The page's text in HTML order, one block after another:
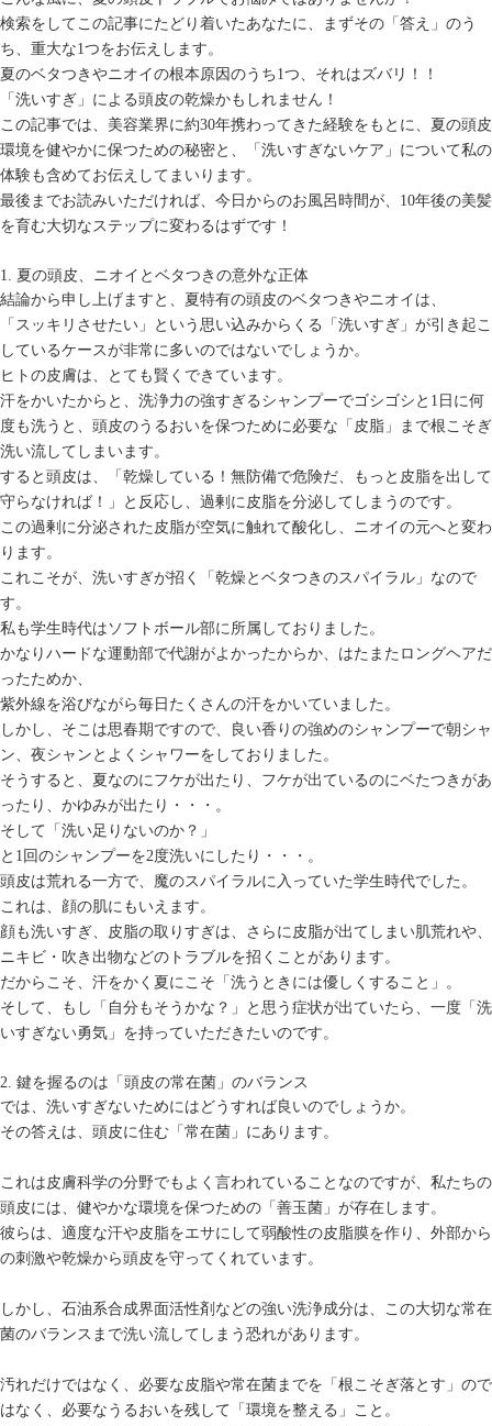
検索をしてこの記事にたどり着いたあなたに、まずその「答え」のう
ち、重大な1つをお伝えします。
夏のベタつきやニオイの根本原因のうち1つ、それはズバリ！！
「洗いすぎ」による頭皮の乾燥かもしれません！
この記事では、美容業界に約30年携わってきた経験をもとに、夏の頭皮
環境を健やかに保つための秘密と、「洗いすぎないケア」について私の
体験も含めてお伝えしてまいります。
最後までお読みいただければ、今日からのお風呂時間が、10年後の美髪
を育む大切なステップに変わるはずです！
1. 夏の頭皮、ニオイとベタつきの意外な正体
結論から申し上げますと、夏特有の頭皮のベタつきやニオイは、
「スッキリさせたい」という思い込みからくる「洗いすぎ」が引き起こ
しているケースが非常に多いのではないでしょうか。
ヒトの皮膚は、とても賢くできています。
汗をかいたからと、洗浄力の強すぎるシャンプーでゴシゴシと1日に何
度も洗うと、頭皮のうるおいを保つために必要な「皮脂」まで根こそぎ
洗い流してしまいます。
すると頭皮は、「乾燥している！無防備で危険だ、もっと皮脂を出して
守らなければ！」と反応し、過剰に皮脂を分泌してしまうのです。
この過剰に分泌された皮脂が空気に触れて酸化し、ニオイの元へと変わ
ります。
これこそが、洗いすぎが招く「乾燥とベタつきのスパイラル」なので
す。
私も学生時代はソフトボール部に所属しておりました。
かなりハードな運動部で代謝がよかったからか、はたまたロングヘアだ
ったためか、
紫外線を浴びながら毎日たくさんの汗をかいていました。
しかし、そこは思春期ですので、良い香りの強めのシャンプーで朝シャ
ン、夜シャンとよくシャワーをしておりました。
そうすると、夏なのにフケが出たり、フケが出ているのにベたつきがあ
ったり、かゆみが出たり・・・。
そして「洗い足りないのか？」
と1回のシャンプーを2度洗いにしたり・・・。
頭皮は荒れる一方で、魔のスパイラルに入っていた学生時代でした。
これは、顔の肌にもいえます。
顔も洗いすぎ、皮脂の取りすぎは、さらに皮脂が出てしまい肌荒れや、
ニキビ・吹き出物などのトラブルを招くことがあります。
だからこそ、汗をかく夏にこそ「洗うときには優しくすること」。
そして、もし「自分もそうかな？」と思う症状が出ていたら、一度「洗
いすぎない勇気」を持っていただきたいのです。
2. 鍵を握るのは「頭皮の常在菌」のバランス
では、洗いすぎないためにはどうすれば良いのでしょうか。
その答えは、頭皮に住む「常在菌」にあります。
これは皮膚科学の分野でもよく言われていることなのですが、私たちの
頭皮には、健やかな環境を保つための「善玉菌」が存在します。
彼らは、適度な汗や皮脂をエサにして弱酸性の皮脂膜を作り、外部から
の刺激や乾燥から頭皮を守ってくれています。
しかし、石油系合成界面活性剤などの強い洗浄成分は、この大切な常在
菌のバランスまで洗い流してしまう恐れがあります。
汚れだけではなく、必要な皮脂や常在菌までを「根こそぎ落とす」ので
はなく、必要なうるおいを残して「環境を整える」こと。